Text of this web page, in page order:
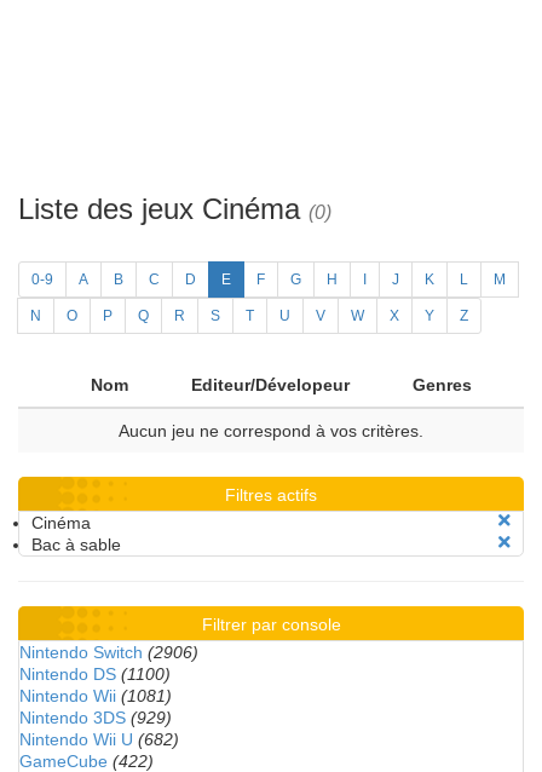
Liste des jeux Cinéma (0)
0-9 A B C D E F G H J K L M
N O P Q R S T U V W X Y Z
Nom Editeur/Dévelopeur Genres
Aucun jeu ne correspond à vos critères.
Filtres actifs
Cinéma
Bac à sable
Filtrer par console
Nintendo Switch (2906)
Nintendo DS (1100)
Nintendo Wii (1081)
Nintendo 3DS (929)
Nintendo Wii U (682)
GameCube (422)